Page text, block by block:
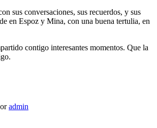
sus conversaciones, sus recuerdos, y sus
en Espoz y Mina, con una buena tertulia, en
contigo interesantes momentos. Que la
admin